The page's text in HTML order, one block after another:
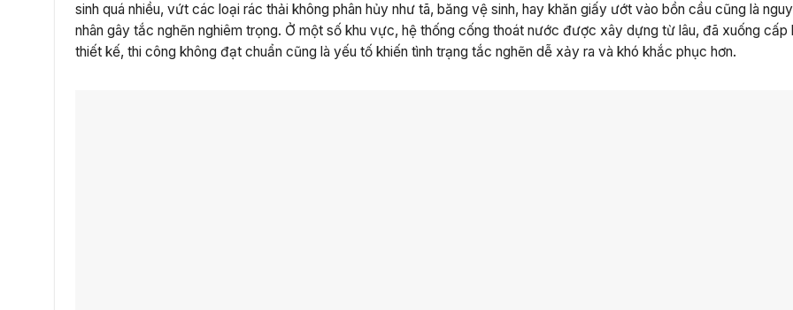
sinh quá nhiều, vứt các loại rác thải không phân hủy như tã, băng vệ sinh, hay khăn giấy ướt vào bồn cầu cũng là
nhân gây tắc nghẽn nghiêm trọng. Ở một số khu vực, hệ thống cống thoát nước được xây dựng từ lâu, đã xuống cấp
thiết kế, thi công không đạt chuẩn cũng là yếu tố khiến tình trạng tắc nghẽn dễ xảy ra và khó khắc phục hơn.